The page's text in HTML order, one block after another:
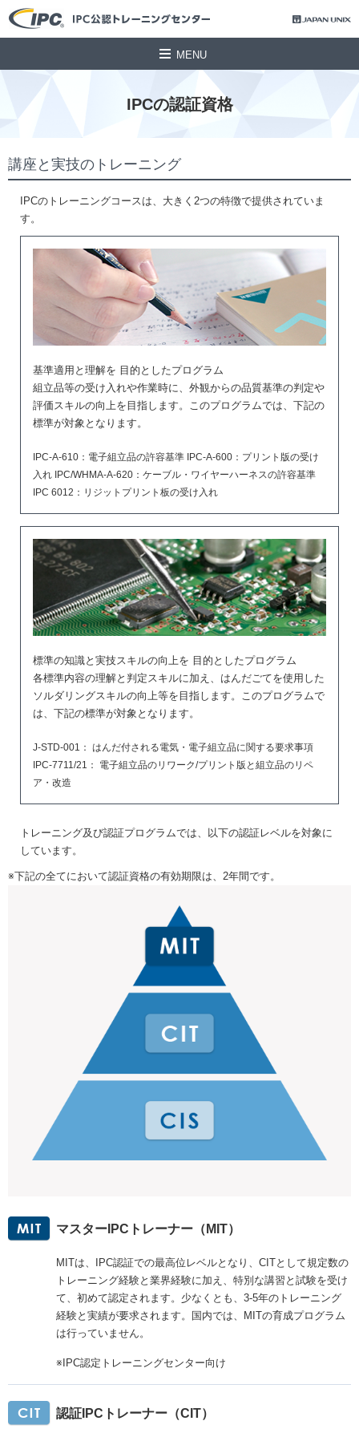
MENU
IPCの認証資格
講座と実技のトレーニング
IPCのトレーニングコースは、大きく2つの特徴で提供されていま
す。
基準適用と理解を 目的としたプログラム
組立品等の受け入れや作業時に、外観からの品質基準の判定や
評価スキルの向上を目指します。このプログラムでは、下記の
標準が対象となります。
IPC-A-610：電子組立品の許容基準 IPC-A-600：プリント版の受け
入れ IPC/WHMA-A-620：ケーブル・ワイヤーハーネスの許容基準
IPC 6012：リジットプリント板の受け入れ
標準の知識と実技スキルの向上を 目的としたプログラム
各標準内容の理解と判定スキルに加え、はんだごてを使用した
ソルダリングスキルの向上等を目指します。このプログラムで
は、下記の標準が対象となります。
J-STD-001： はんだ付される電気・電子組立品に関する要求事項
IPC-7711/21： 電子組立品のリワーク/プリント版と組立品のリペ
ア・改造
トレーニング及び認証プログラムでは、以下の認証レベルを対象に
しています。
※下記の全てにおいて認証資格の有効期限は、2年間です。
マスターIPCトレーナー（MIT）
MITは、IPC認証での最高位レベルとなり、CITとして規定数の
トレーニング経験と業界経験に加え、特別な講習と試験を受け
て、初めて認定されます。少なくとも、3-5年のトレーニング
経験と実績が要求されます。国内では、MITの育成プログラム
は行っていません。
※IPC認定トレーニングセンター向け
認証IPCトレーナー（CIT）